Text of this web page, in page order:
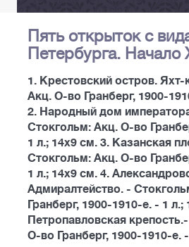
Пять открыток с
Петербурга. Начало
1. Крестовский остров.
Акц. О-во Гранберг, 1900-
2. Народный дом
Стокгольм: Акц. О-во
1 л.; 14x9 см. 3. Казанская
Стокгольм: Акц. О-во
1 л.; 14x9 см. 4.
Адмиралтейство. -
Гранберг, 1900-1910-е. - 1 л.;
Петропавловская
О-во Гранберг, 1900-1910-е.